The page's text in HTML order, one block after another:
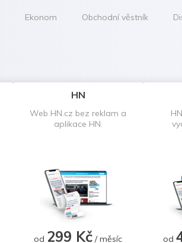
Ekonom Obchodní věstník
HN
Web HN.cz bez reklam a
aplikace HN.
od 299 Kč / měsíc od